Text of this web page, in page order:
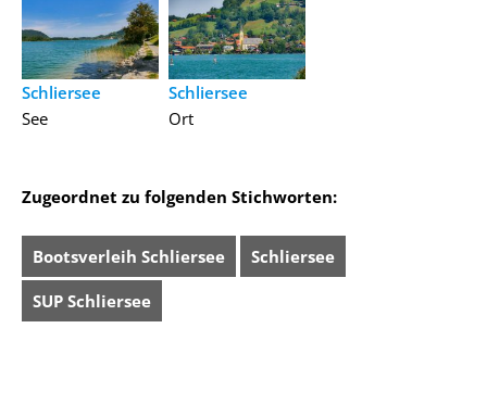
Schliersee
See
Schliersee
Ort
Zugeordnet zu folgenden Stichworten:
Bootsverleih Schliersee Schliersee
SUP Schliersee